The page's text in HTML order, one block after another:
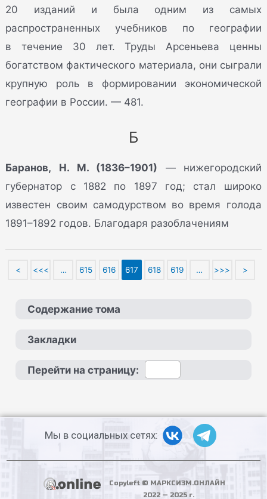
20 изданий и была одним из самых
распространенных учебников по географии
в течение 30 лет. Труды Арсеньева ценны
богатством фактического материала, они сыграли
крупную роль в формировании экономической
географии в России. — 481.
Б
Баранов, Н. М. (1836–1901) — нижегородский
губернатор с 1882 по 1897 год; стал широко
известен своим самодурством во время голода
1891–1892 годов. Благодаря разоблачениям
< <<< … 615 616 617 618 619 … >>> >
Содержание тома
Закладки
Перейти на страницу:
Мы в социальных сетях:
Copyleft © МАРКСИЗМ.ОНЛАЙН
2022 — 2025 г.